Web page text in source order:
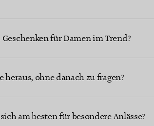
für Damen im Trend?
ohne danach zu fragen?
am besten für besondere Anlässe?